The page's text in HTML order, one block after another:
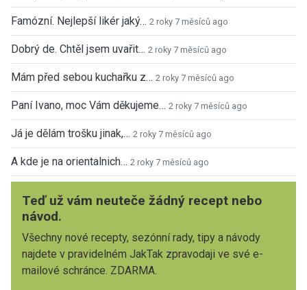
Famózní. Nejlepší likér jaký… 2 roky 7 měsíců ago
Dobrý de. Chtěl jsem uvařit… 2 roky 7 měsíců ago
Mám před sebou kuchařku z… 2 roky 7 měsíců ago
Paní Ivano, moc Vám děkujeme… 2 roky 7 měsíců ago
Já je dělám trošku jinak,… 2 roky 7 měsíců ago
A kde je na orientalnich… 2 roky 7 měsíců ago
Teď už vám neuteče žádný recept nebo
návod.
Všechny nové recepty, sezónní rady, tipy a návody
najdete v pravidelném JakTak zpravodaji ve své e-
mailové schránce. ZDARMA.